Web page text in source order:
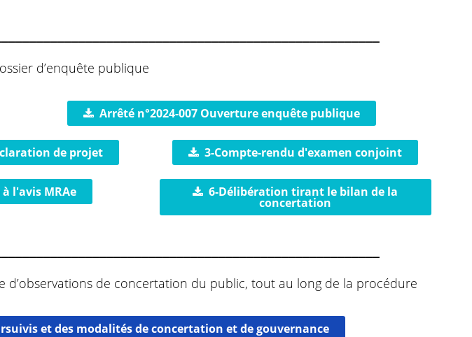
d’enquête publique
Arrêté n°2024-007 Ouverture enquête publique
de projet 3-Compte-rendu d'examen conjoint
à l'avis MRAe 6-Délibération tirant le bilan de la
concertation
de concertation du public, tout au long de la procédure
et des modalités de concertation et de gouvernance